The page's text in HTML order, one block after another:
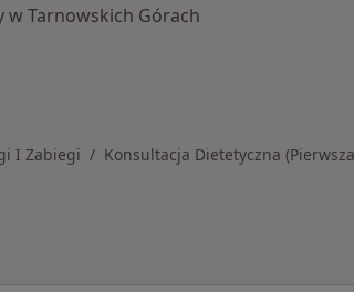
w Tarnowskich Górach
I Zabiegi Konsultacja Dietetyczna